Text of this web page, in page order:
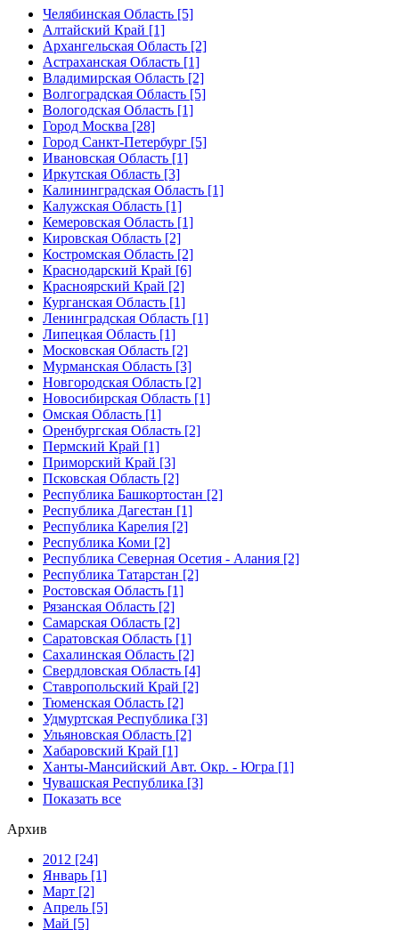
Челябинская Область [5]
Алтайский Край [1]
Архангельская Область [2]
Астраханская Область [1]
Владимирская Область [2]
Волгоградская Область [5]
Вологодская Область [1]
Город Москва [28]
Город Санкт-Петербург [5]
Ивановская Область [1]
Иркутская Область [3]
Калининградская Область [1]
Калужская Область [1]
Кемеровская Область [1]
Кировская Область [2]
Костромская Область [2]
Краснодарский Край [6]
Красноярский Край [2]
Курганская Область [1]
Ленинградская Область [1]
Липецкая Область [1]
Московская Область [2]
Мурманская Область [3]
Новгородская Область [2]
Новосибирская Область [1]
Омская Область [1]
Оренбургская Область [2]
Пермский Край [1]
Приморский Край [3]
Псковская Область [2]
Республика Башкортостан [2]
Республика Дагестан [1]
Республика Карелия [2]
Республика Коми [2]
Республика Северная Осетия - Алания [2]
Республика Татарстан [2]
Ростовская Область [1]
Рязанская Область [2]
Самарская Область [2]
Саратовская Область [1]
Сахалинская Область [2]
Свердловская Область [4]
Ставропольский Край [2]
Тюменская Область [2]
Удмуртская Республика [3]
Ульяновская Область [2]
Хабаровский Край [1]
Ханты-Мансийский Авт. Окр. - Югра [1]
Чувашская Республика [3]
Показать все
Архив
2012 [24]
Январь [1]
Март [2]
Апрель [5]
Май [5]